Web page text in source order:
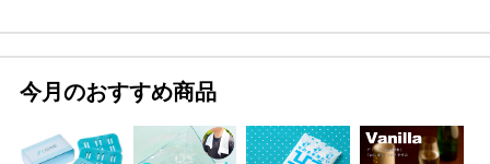
今月のおすすめ商品